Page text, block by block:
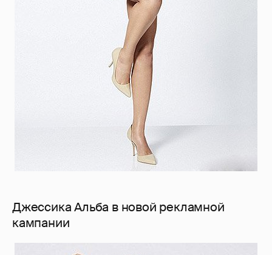
Джессика Альба в новой рекламной
кампании